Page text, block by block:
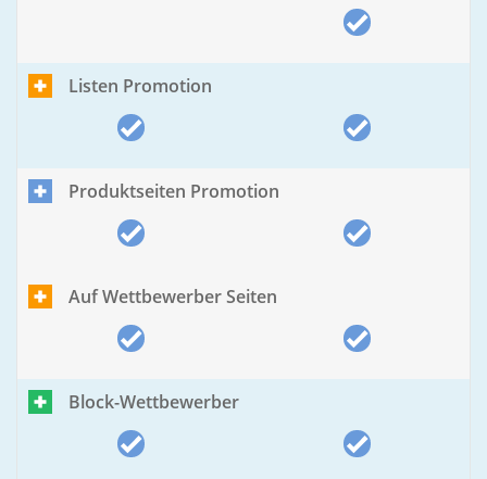
Listen Promotion
Produktseiten Promotion
Auf Wettbewerber Seiten
Block-Wettbewerber